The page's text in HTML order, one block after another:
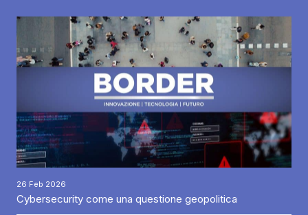
26 Feb 2026
Cybersecurity come una questione geopolitica